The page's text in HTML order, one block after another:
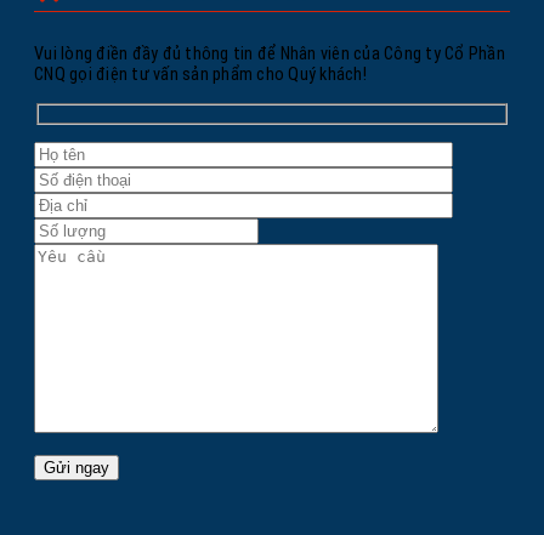
Vui lòng điền đầy đủ thông tin để Nhân viên của Công ty Cổ Phần
CNQ gọi điện tư vấn sản phẩm cho Quý khách!